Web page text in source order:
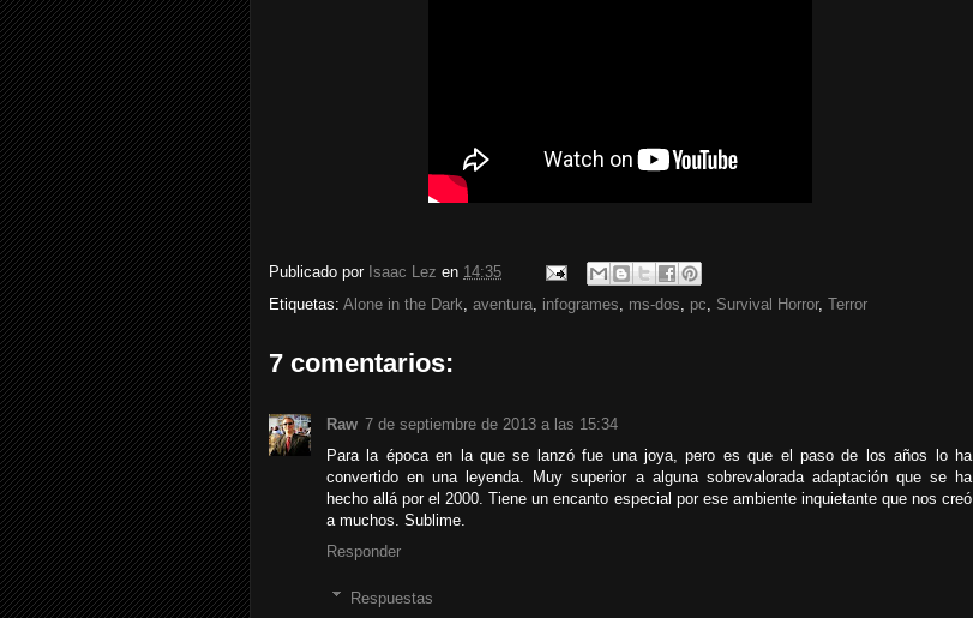
Publicado por Isaac Lez en 14:35
Etiquetas: Alone in the Dark, aventura, infogrames, ms-dos, pc, Survival Horror, Terror
7 comentarios:
Raw 7 de septiembre de 2013 a las 15:34
Para la época en la que se lanzó fue una joya, pero es que el paso de los años lo ha
convertido en una leyenda. Muy superior a alguna sobrevalorada adaptación que se ha
hecho allá por el 2000. Tiene un encanto especial por ese ambiente inquietante que nos creó
a muchos. Sublime.
Responder
Respuestas